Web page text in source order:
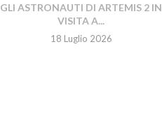
GLI ASTRONAUTI DI ARTEMIS 2 IN
VISITA A...
18 Luglio 2026